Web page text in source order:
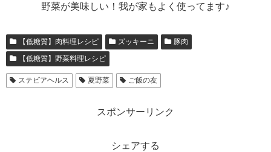
野菜が美味しい！我が家もよく使ってます♪
【低糖質】肉料理レシピ ズッキーニ
豚肉
【低糖質】野菜料理レシピ
ステビアヘルス 夏野菜 ご飯の友
スポンサーリンク
シェアする